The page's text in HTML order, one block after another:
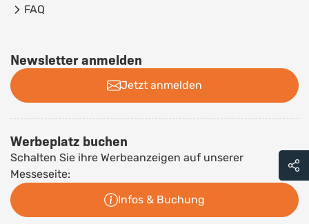
FAQ
Newsletter anmelden
Jetzt anmelden
Werbeplatz buchen
Schalten Sie ihre Werbeanzeigen auf unserer
Messeseite:
Infos & Buchung